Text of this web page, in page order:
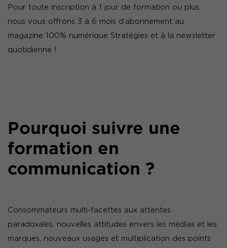
Pour toute inscription à 1 jour de formation ou plus,
nous vous offrons 3 à 6 mois d’abonnement au
magazine 100% numérique Stratégies et à la newsletter
quotidienne !
Pourquoi suivre une
formation en
communication ?
Consommateurs multi-facettes aux attentes
paradoxales, nouvelles attitudes envers les médias et les
marques, nouveaux usages et multiplication des points